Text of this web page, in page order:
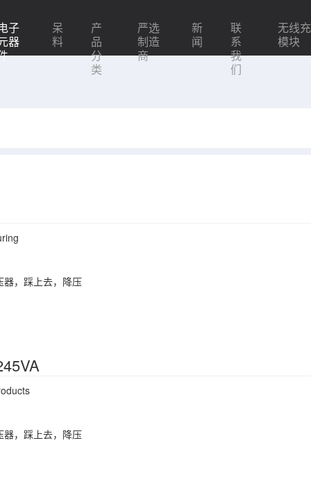
子
器
呆
料
产
品
分
类
严选
制造
商
新
闻
联
系
我
们
无线充
模块
器，踩上去，降压
器，踩上去，降压